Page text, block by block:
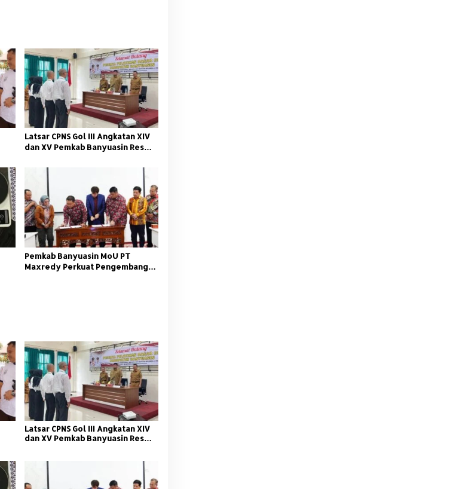
Latsar CPNS Gol III Angkatan XIV
dan XV Pemkab Banyuasin Resmi
Pemkab Banyuasin MoU PT
Maxredy Perkuat Pengembangan
Latsar CPNS Gol III Angkatan XIV
dan XV Pemkab Banyuasin Resmi